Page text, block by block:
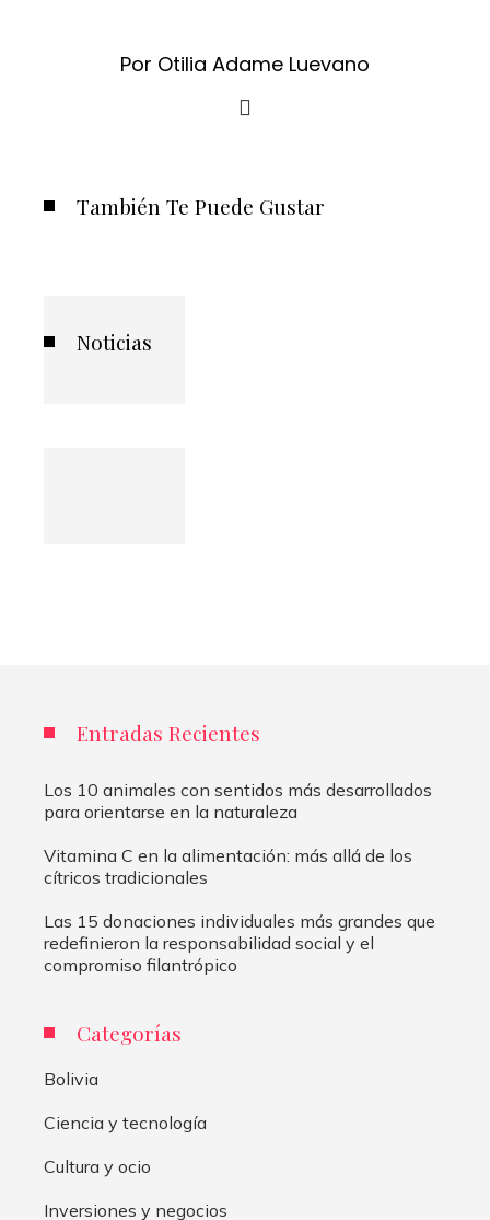
Por Otilia Adame Luevano
También Te Puede Gustar
Noticias
Entradas Recientes
Los 10 animales con sentidos más desarrollados
para orientarse en la naturaleza
Vitamina C en la alimentación: más allá de los
cítricos tradicionales
Las 15 donaciones individuales más grandes que
redefinieron la responsabilidad social y el
compromiso filantrópico
Categorías
Bolivia
Ciencia y tecnología
Cultura y ocio
Inversiones y negocios